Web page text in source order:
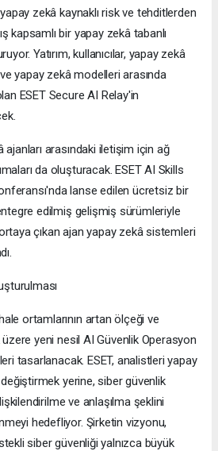
zekâ kaynaklı risk ve tehditlerden
kapsamlı bir yapay zekâ tabanlı
Yatırım, kullanıcılar, yapay zekâ
yapay zekâ modelleri arasında
ESET Secure AI Relay'in
ajanları arasındaki iletişim için ağ
da oluşturacak. ESET AI Skills
lanse edilen ücretsiz bir
edilmiş gelişmiş sürümleriyle
çıkan ajan yapay zekâ sistemleri
ortamlarının artan ölçeği ve
üzere yeni nesil AI Güvenlik Operasyon
tasarlanacak. ESET, analistleri yapay
yerine, siber güvenlik
ve anlaşılma şeklini
hedefliyor. Şirketin vizyonu,
siber güvenliği yalnızca büyük